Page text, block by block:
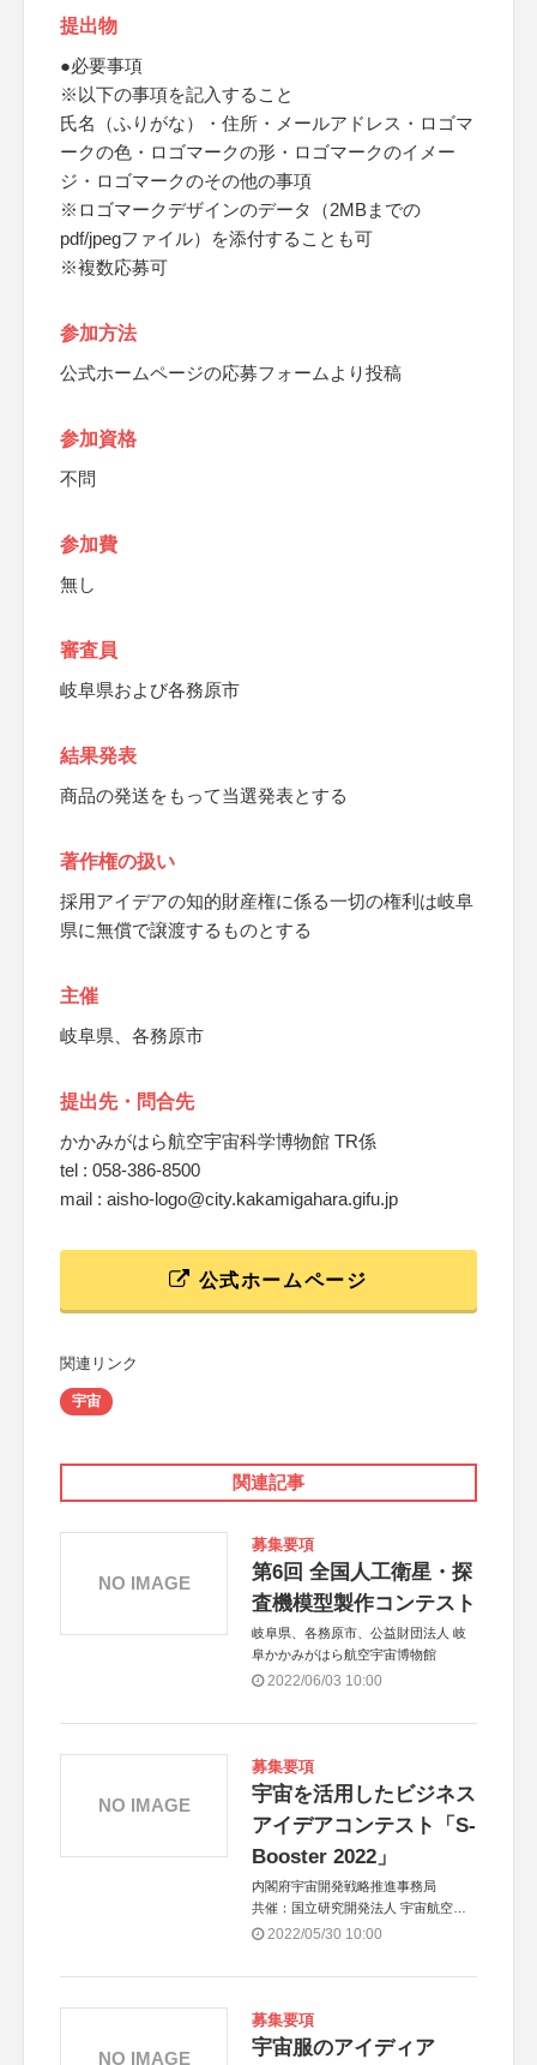
提出物
●必要事項
※以下の事項を記入すること
氏名（ふりがな）・住所・メールアドレス・ロゴマ
ークの色・ロゴマークの形・ロゴマークのイメー
ジ・ロゴマークのその他の事項
※ロゴマークデザインのデータ（2MBまでの
pdf/jpegファイル）を添付することも可
※複数応募可
参加方法
公式ホームページの応募フォームより投稿
参加資格
不問
参加費
無し
審査員
岐阜県および各務原市
結果発表
商品の発送をもって当選発表とする
著作権の扱い
採用アイデアの知的財産権に係る一切の権利は岐阜
県に無償で譲渡するものとする
主催
岐阜県、各務原市
提出先・問合先
かかみがはら航空宇宙科学博物館 TR係
tel : 058-386-8500
mail : aisho-logo@city.kakamigahara.gifu.jp
公式ホームページ
関連リンク
宇宙
関連記事
募集要項
第6回 全国人工衛星・探
査機模型製作コンテスト
岐阜県、各務原市、公益財団法人 岐
阜かかみがはら航空宇宙博物館
2022/06/03 10:00
NO IMAGE
募集要項
宇宙を活用したビジネス
アイデアコンテスト「S-
Booster 2022」
内閣府宇宙開発戦略推進事務局
共催：国立研究開発法人 宇宙航空研
究開発機構（JAXA）、国立研究開発
開発機関（GISTDA）
2022/05/30 10:00
NO IMAGE
募集要項
宇宙服のアイディア
NO IMAGE